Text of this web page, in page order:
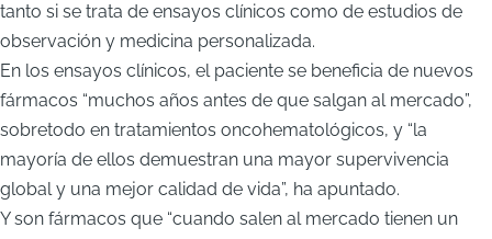
tanto si se trata de ensayos clínicos como de estudios de
observación y medicina personalizada.
En los ensayos clínicos, el paciente se beneficia de nuevos
fármacos “muchos años antes de que salgan al mercado”,
sobretodo en tratamientos oncohematológicos, y “la
mayoría de ellos demuestran una mayor supervivencia
global y una mejor calidad de vida”, ha apuntado.
Y son fármacos que “cuando salen al mercado tienen un